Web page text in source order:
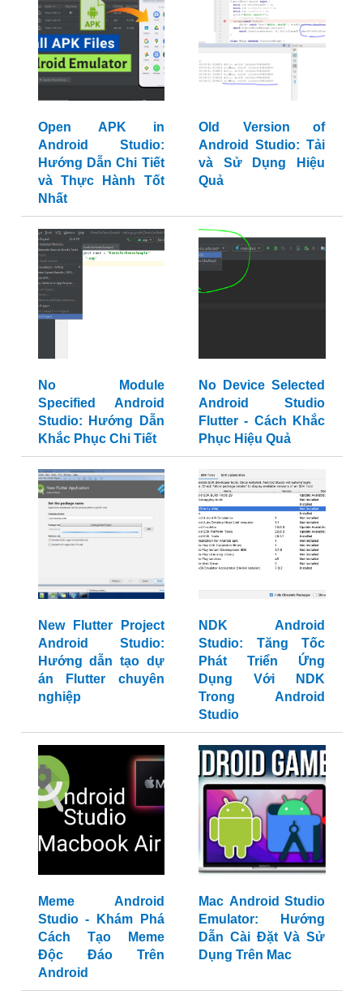
Open APK in
Android Studio:
Hướng Dẫn Chi Tiết
và Thực Hành Tốt
Nhất
Old Version of
Android Studio: Tải
và Sử Dụng Hiệu
Quả
No Module
Specified Android
Studio: Hướng Dẫn
Khắc Phục Chi Tiết
No Device Selected
Android Studio
Flutter - Cách Khắc
Phục Hiệu Quả
New Flutter Project
Android Studio:
Hướng dẫn tạo dự
án Flutter chuyên
nghiệp
NDK Android
Studio: Tăng Tốc
Phát Triển Ứng
Dụng Với NDK
Trong Android
Studio
Meme Android
Studio - Khám Phá
Cách Tạo Meme
Độc Đáo Trên
Android
Mac Android Studio
Emulator: Hướng
Dẫn Cài Đặt Và Sử
Dụng Trên Mac